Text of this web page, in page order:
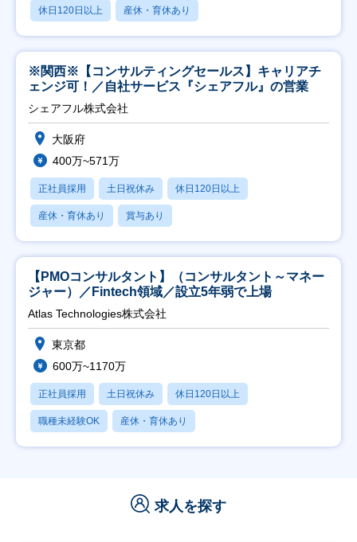
休日120日以上 産休・育休あり
※関西※【コンサルティングセールス】キャリアチ
ェンジ可！／自社サービス『シェアフル』の営業
シェアフル株式会社
大阪府
400万~571万
正社員採用 土日祝休み 休日120日以上
産休・育休あり 賞与あり
【PMOコンサルタント】（コンサルタント～マネー
ジャー）／Fintech領域／設立5年弱で上場
Atlas Technologies株式会社
東京都
600万~1170万
正社員採用 土日祝休み 休日120日以上
職種未経験OK 産休・育休あり
求人を探す